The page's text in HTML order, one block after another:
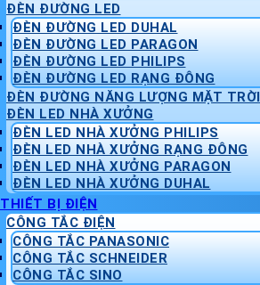
ĐÈN ĐƯỜNG LED
ĐÈN ĐƯỜNG LED DUHAL
ĐÈN ĐƯỜNG LED PARAGON
ĐÈN ĐƯỜNG LED PHILIPS
ĐÈN ĐƯỜNG LED RẠNG ĐÔNG
ĐÈN ĐƯỜNG NĂNG LƯỢNG MẶT TRỜI
ĐÈN LED NHÀ XƯỞNG
ĐÈN LED NHÀ XƯỞNG PHILIPS
ĐÈN LED NHÀ XƯỞNG RẠNG ĐÔNG
ĐÈN LED NHÀ XƯỞNG PARAGON
ĐÈN LED NHÀ XƯỞNG DUHAL
THIẾT BỊ ĐIỆN
CÔNG TẮC ĐIỆN
CÔNG TẮC PANASONIC
CÔNG TẮC SCHNEIDER
CÔNG TẮC SINO